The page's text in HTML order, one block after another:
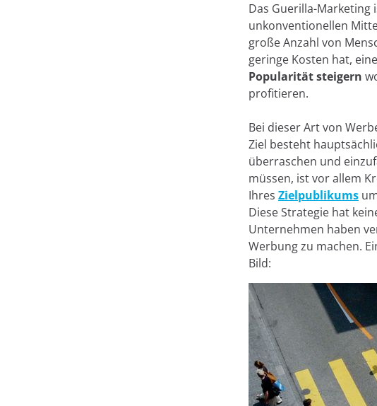
Das Guerilla-
unkonventionellen
große Anzahl von
geringe Kosten hat,
Popularität steigern
profitieren.
Bei dieser Art von
Ziel besteht
überraschen und
müssen, ist vor allem
Ihres Zielpublikums
Diese Strategie hat
Unternehmen haben
Werbung zu machen.
Bild: